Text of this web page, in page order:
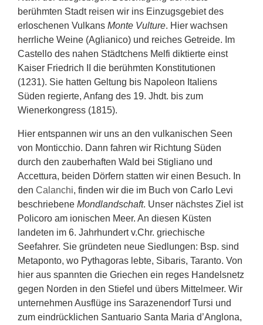
berühmten Stadt reisen wir ins Einzugsgebiet des
erloschenen Vulkans Monte Vulture. Hier wachsen
herrliche Weine (Aglianico) und reiches Getreide. Im
Castello des nahen Städtchens Melfi diktierte einst
Kaiser Friedrich II die berühmten Konstitutionen
(1231). Sie hatten Geltung bis Napoleon Italiens
Süden regierte, Anfang des 19. Jhdt. bis zum
Wienerkongress (1815).
Hier entspannen wir uns an den vulkanischen Seen
von Monticchio. Dann fahren wir Richtung Süden
durch den zauberhaften Wald bei Stigliano und
Accettura, beiden Dörfern statten wir einen Besuch. In
den Calanchi, finden wir die im Buch von Carlo Levi
beschriebene Mondlandschaft. Unser nächstes Ziel ist
Policoro am ionischen Meer. An diesen Küsten
landeten im 6. Jahrhundert v.Chr. griechische
Seefahrer. Sie gründeten neue Siedlungen: Bsp. sind
Metaponto, wo Pythagoras lebte, Sibaris, Taranto. Von
hier aus spannten die Griechen ein reges Handelsnetz
gegen Norden in den Stiefel und übers Mittelmeer. Wir
unternehmen Ausflüge ins Sarazenendorf Tursi und
zum eindrücklichen Santuario Santa Maria d’Anglona,